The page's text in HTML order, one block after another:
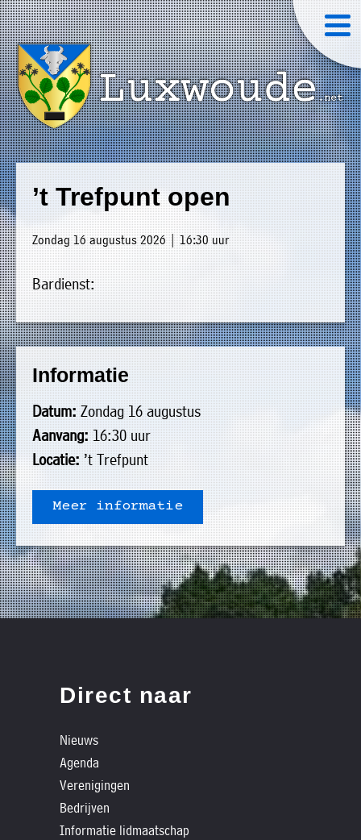
’t Trefpunt open
Zondag 16 augustus 2026 | 16:30 uur
Bardienst:
Informatie
Datum:Zondag 16 augustus
Aanvang:16:30 uur
Locatie:’t Trefpunt
Meer informatie
Direct naar
Nieuws
Agenda
Verenigingen
Bedrijven
Informatie lidmaatschap
»
Home
»
Welkom
»
Nieuws
»
Agenda
»
Verenigingen
»
Bedrijven
»
Plaatselijk
belang
»
Informatie
lidmaatschap
»
Foto's
Historische
verhalen
Dossiers
Luxwoude.net
website@luxwoude.net
Plaatselijk
belang
Op
dit
moment
bestaat
het
bestuur
uit
de
volgende
personen:
Voorzitter
vacant
Secretaris
Michiel
Modderman
Penningmeester
vacant
Algemeen
lid
Anco
Hoen
Algemeen
Ids
de